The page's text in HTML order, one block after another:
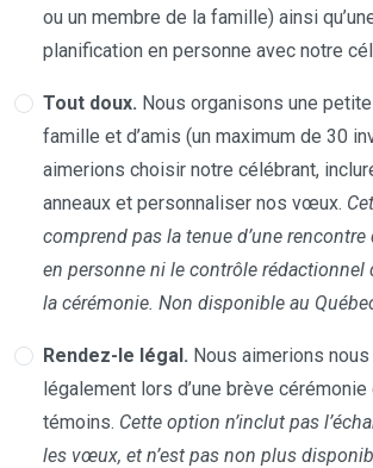
ou un membre de la famille) ainsi
planification en personne avec notre
Tout doux. Nous organisons une
famille et d’amis (un maximum de 30
aimerions choisir notre célébrant,
anneaux et personnaliser nos vœux.
comprend pas la tenue d’une
en personne ni le contrôle rédactionnel
la cérémonie. Non disponible au
Rendez-le légal. Nous aimerions
légalement lors d’une brève
témoins. Cette option n’inclut pas
les vœux, et n’est pas non plus